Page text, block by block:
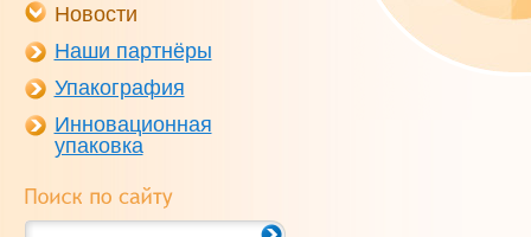
Новости
Наши партнёры
Упакография
Инновационная
упаковка